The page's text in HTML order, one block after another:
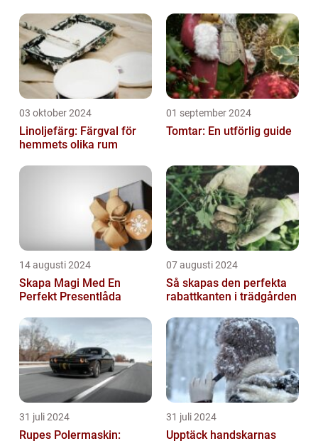
03 oktober 2024
Linoljefärg: Färgval för
hemmets olika rum
01 september 2024
Tomtar: En utförlig guide
14 augusti 2024
Skapa Magi Med En
Perfekt Presentlåda
07 augusti 2024
Så skapas den perfekta
rabattkanten i trädgården
31 juli 2024
Rupes Polermaskin:
31 juli 2024
Upptäck handskarnas